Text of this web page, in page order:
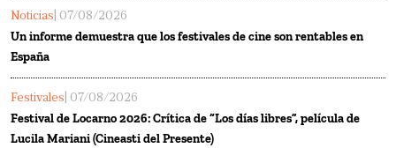
Noticias | 07/08/2026
Un informe demuestra que los festivales de cine son rentables en
España
Festivales | 07/08/2026
Festival de Locarno 2026: Crítica de “Los días libres”, película de
Lucila Mariani (Cineasti del Presente)